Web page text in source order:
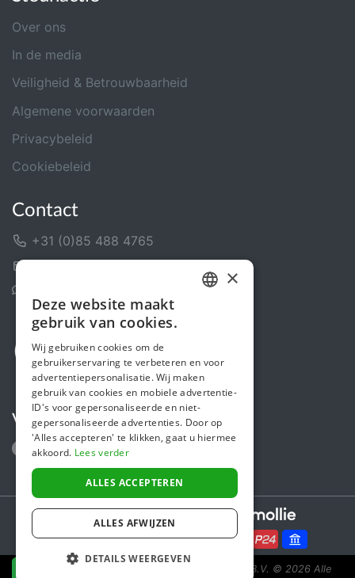
Over ons
In de media
Veiligheid & Betrouwbaarheid
Algemene voorwaarden
Privacybeleid
Cookiebeleid
Contact
+31 (0)85 488 4765
Volg ons
Secure payments powered by
Steunactie is een initiatief van Sponsor Europe B.V. © 2026 Alle
ENGLISH
×
Deze website maakt
gebruik van cookies.
Wij gebruiken cookies om de
gebruikerservaring te verbeteren en voor
advertentiepersonalisatie. Wij maken
gebruik van cookies en mobiele advertentie-
ID's voor gepersonaliseerde en niet-
gepersonaliseerde advertenties. Door op
'Alles accepteren' te klikken, gaat u hiermee
akkoord. Lees verder
ALLES ACCEPTEREN
ALLES AFWIJZEN
DETAILS WEERGEVEN